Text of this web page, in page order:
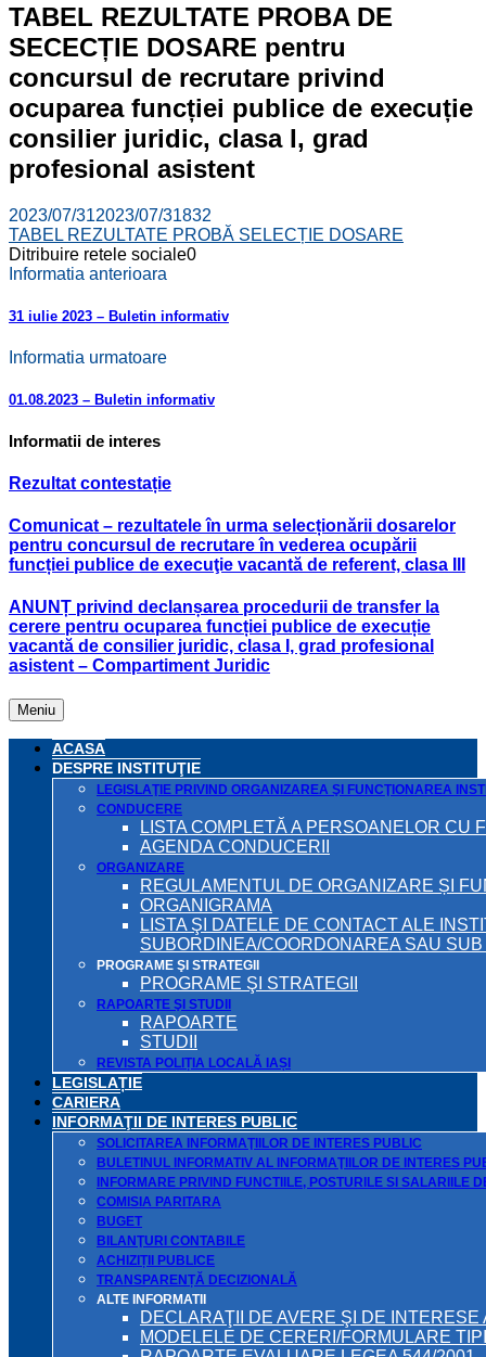
TABEL REZULTATE PROBA DE
SECECȚIE DOSARE pentru
concursul de recrutare privind
ocuparea funcției publice de execuție
consilier juridic, clasa I, grad
profesional asistent
2023/07/312023/07/31832
TABEL REZULTATE PROBĂ SELECȚIE DOSARE
Ditribuire retele sociale0
Informatia anterioara
31 iulie 2023 – Buletin informativ
Informatia urmatoare
01.08.2023 – Buletin informativ
Informatii de interes
Rezultat contestație
Comunicat – rezultatele în urma selecționării dosarelor
pentru concursul de recrutare în vederea ocupării
funcției publice de execuţie vacantă de referent, clasa III
ANUNȚ privind declanșarea procedurii de transfer la
cerere pentru ocuparea funcției publice de execuție
vacantă de consilier juridic, clasa I, grad profesional
asistent – Compartiment Juridic
Meniu
ACASA
DESPRE INSTITUŢIE
LEGISLAŢIE PRIVIND ORGANIZAREA ŞI FUNCŢIONAREA
CONDUCERE
LISTA COMPLETĂ A PERSOANELOR CU
AGENDA CONDUCERII
ORGANIZARE
REGULAMENTUL DE ORGANIZARE ȘI
ORGANIGRAMA
LISTA ŞI DATELE DE CONTACT ALE
SUBORDINEA/COORDONAREA SAU
PROGRAME ŞI STRATEGII
PROGRAME ŞI STRATEGII
RAPOARTE ŞI STUDII
RAPOARTE
STUDII
REVISTA POLIȚIA LOCALĂ IAȘI
LEGISLAȚIE
CARIERA
INFORMAŢII DE INTERES PUBLIC
SOLICITAREA INFORMAŢIILOR DE INTERES PUBLIC
BULETINUL INFORMATIV AL INFORMAŢIILOR DE INTERES
INFORMARE PRIVIND FUNCTIILE, POSTURILE SI
COMISIA PARITARA
BUGET
BILANŢURI CONTABILE
ACHIZIȚII PUBLICE
TRANSPARENȚĂ DECIZIONALĂ
ALTE INFORMATII
DECLARAŢII DE AVERE ŞI DE
MODELELE DE CERERI/FORMULARE